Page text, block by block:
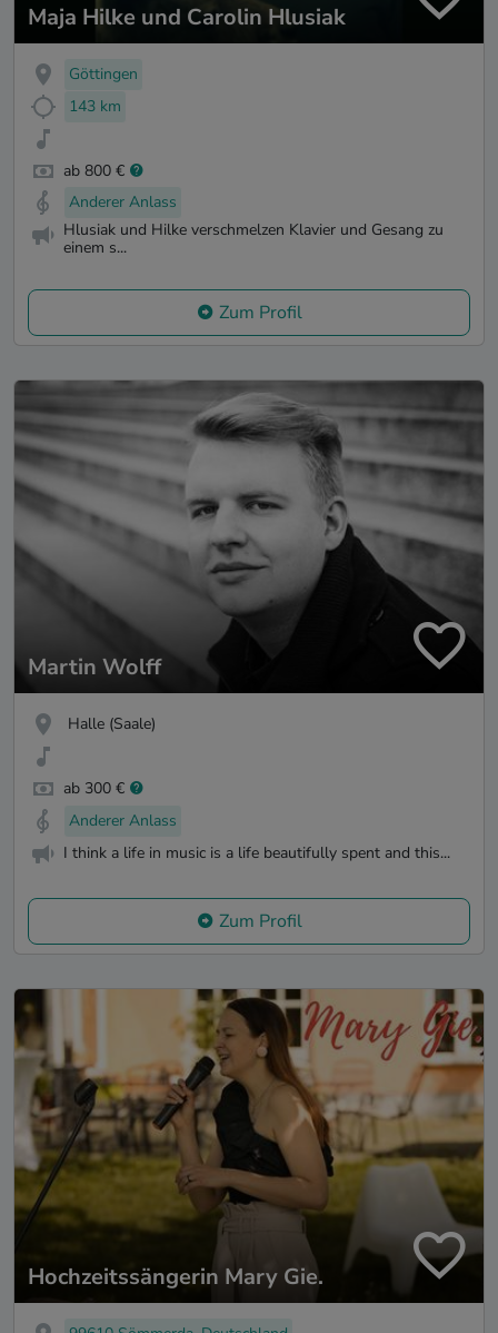
Maja Hilke und Carolin Hlusiak
Göttingen
143 km
ab 800 €
Anderer Anlass
Hlusiak und Hilke verschmelzen Klavier und Gesang zu
einem s...
Zum Profil
Martin Wolff
Halle (Saale)
ab 300 €
Anderer Anlass
I think a life in music is a life beautifully spent and this...
Zum Profil
Hochzeitssängerin Mary Gie.